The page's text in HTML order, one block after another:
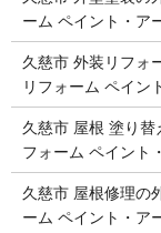
ーム ペイント・ア
久慈市 外装リフォ
リフォーム ペイン
久慈市 屋根 塗り替
フォーム ペイント
久慈市 屋根修理の
ーム ペイント・ア